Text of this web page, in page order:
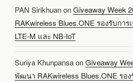
PAN SirikhuanonGiveaway Week
RAKwireless Blues.ONE รองรับการ
LTE-M และ NB-IoT
Suriya KhunpansaonGiveaway
พัฒนา RAKwireless Blues.ONE รอ